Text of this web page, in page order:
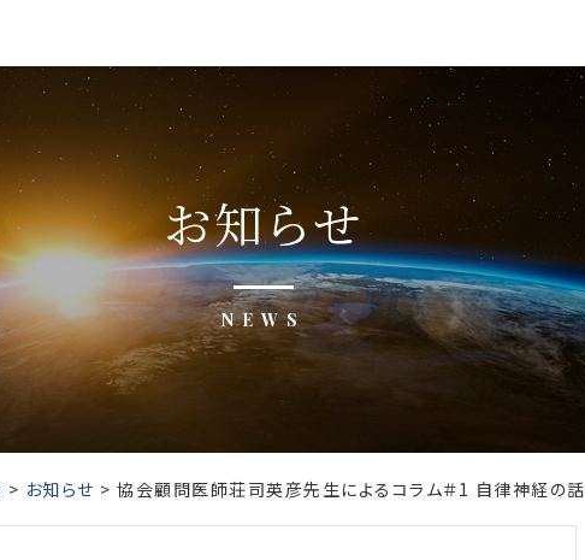
お知らせ
NEWS
> お知らせ > 協会顧問医師荘司英彦先生によるコラム＃1 自律神経の話